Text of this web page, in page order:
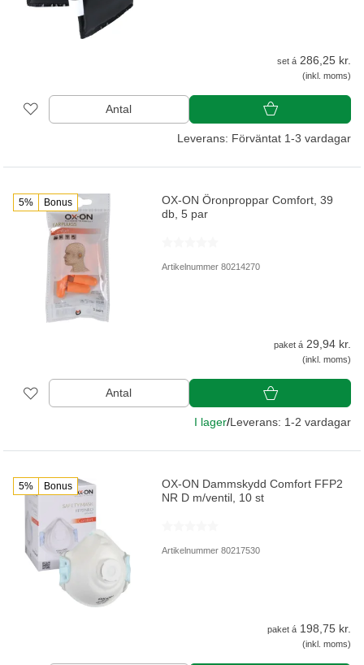
set á 286,25 kr.
(inkl. moms)
Antal
Leverans: Förväntat 1-3 vardagar
5% Bonus
OX-ON Öronproppar Comfort, 39
db, 5 par
Artikelnummer 80214270
paket á 29,94 kr.
(inkl. moms)
Antal
I lager/Leverans: 1-2 vardagar
5% Bonus
OX-ON Dammskydd Comfort FFP2
NR D m/ventil, 10 st
Artikelnummer 80217530
paket á 198,75 kr.
(inkl. moms)